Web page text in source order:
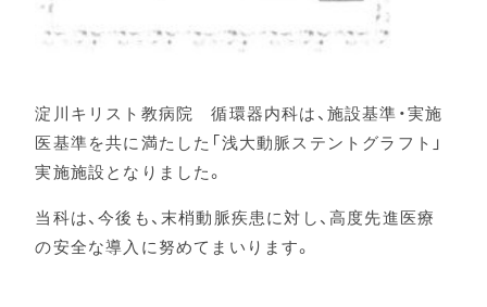
淀川キリスト教病院 循環器内科は、施設基準・実施
医基準を共に満たした「浅大動脈ステントグラフト」
実施施設となりました。
当科は、今後も、末梢動脈疾患に対し、高度先進医療
の安全な導入に努めてまいります。